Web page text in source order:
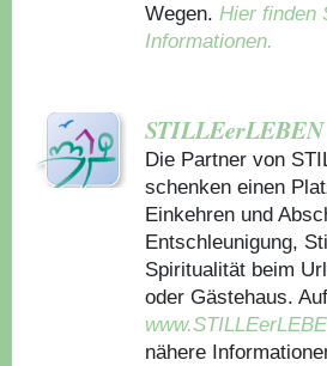
Wegen.Hier finden
Informationen.
STILLEerLEBEN
Die Partner von
schenken einen
Einkehren und
Entschleunigung,
Spiritualität beim
oder Gästehaus. Auf
nähere